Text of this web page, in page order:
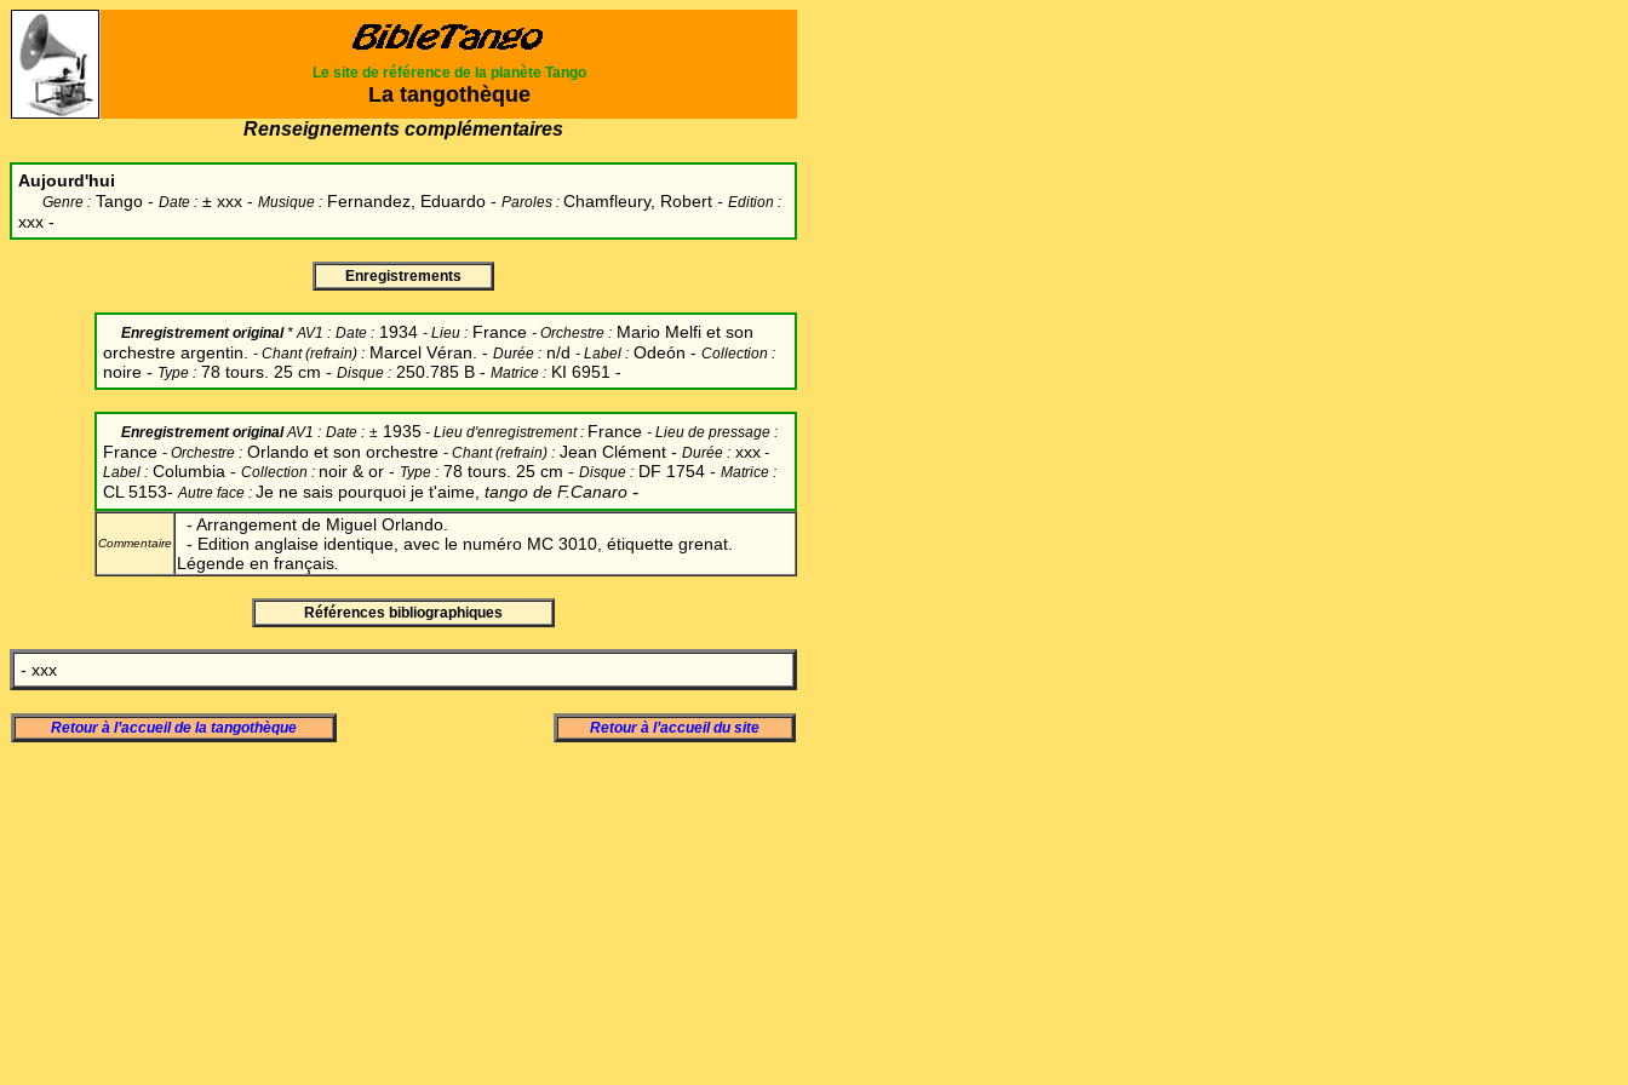
Le site de référence de la planète Tango
La tangothèque
Renseignements complémentaires
Aujourd'hui
Genre : Tango - Date : ± xxx - Musique : Fernandez, Eduardo - Paroles : Chamfleury, Robert - Edition :
xxx -
Enregistrements
Enregistrement original* AV1 : Date : 1934 - Lieu : France - Orchestre : Mario Melfi et son
orchestre argentin. - Chant(refrain) : Marcel Véran. - Durée : n/d - Label : Odeón - Collection :
noire - Type : 78 tours. 25 cm - Disque : 250.785 B - Matrice : KI 6951 -
Enregistrement originalAV1 : Date : ± 1935 - Lieu d'enregistrement : France - Lieu de pressage :
France - Orchestre : Orlando et son orchestre - Chant(refrain) : Jean Clément - Durée : xxx -
Label : Columbia - Collection : noir & or - Type : 78 tours. 25 cm - Disque : DF 1754 - Matrice :
CL 5153- Autre face : Je ne sais pourquoi je t'aime, tango de F.Canaro -
Commentaire
- Arrangement de Miguel Orlando.
- Edition anglaise identique, avec le numéro MC 3010, étiquette grenat.
Légende en français
Références bibliographiques
- xxx
Retour à l’accueil de la tangothèque Retour à l’accueil du site